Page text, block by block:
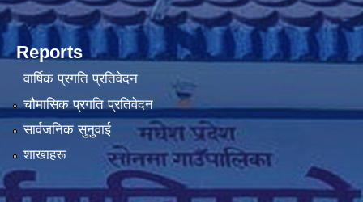
Reports
वार्षिक प्रगति प्रतिवेदन
चौमासिक प्रगति प्रतिवेदन
सार्वजनिक सुनुवाई
शाखाहरू